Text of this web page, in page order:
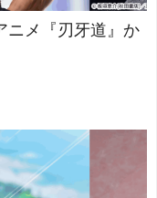
メ『刃牙道』か